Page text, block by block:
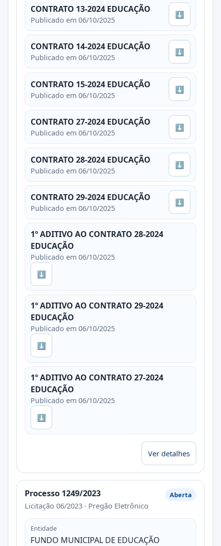
CONTRATO 13-2024 EDUCAÇÃO
Publicado em 06/10/2025
⬇
CONTRATO 14-2024 EDUCAÇÃO
Publicado em 06/10/2025
⬇
CONTRATO 15-2024 EDUCAÇÃO
Publicado em 06/10/2025
⬇
CONTRATO 27-2024 EDUCAÇÃO
Publicado em 06/10/2025
⬇
CONTRATO 28-2024 EDUCAÇÃO
Publicado em 06/10/2025
⬇
CONTRATO 29-2024 EDUCAÇÃO
Publicado em 06/10/2025
⬇
1º ADITIVO AO CONTRATO 28-2024
EDUCAÇÃO
Publicado em 06/10/2025
⬇
1º ADITIVO AO CONTRATO 29-2024
EDUCAÇÃO
Publicado em 06/10/2025
⬇
1º ADITIVO AO CONTRATO 27-2024
EDUCAÇÃO
Publicado em 06/10/2025
⬇
Ver detalhes
Processo 1249/2023
Licitação 06/2023 · Pregão Eletrônico
Aberta
Entidade
FUNDO MUNICIPAL DE EDUCAÇÃO